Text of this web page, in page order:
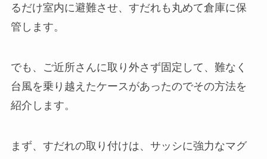
るだけ室内に避難させ、すだれも丸めて倉庫に保
管します。
でも、ご近所さんに取り外さず固定して、難なく
台風を乗り越えたケースがあったのでその方法を
紹介します。
まず、すだれの取り付けは、サッシに強力なマグ